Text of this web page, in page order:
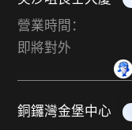
營業時間：
即將對外
銅鑼灣金堡中心